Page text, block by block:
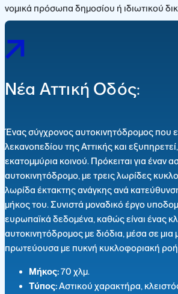
νομικά πρόσωπα δημοσίου ή ιδιωτικού
Νέα Αττική Οδός:
Ένας σύγχρονος αυτοκινητόδρομος που
λεκανοπεδίου της Αττικής και
εκατομμύρια κοινού. Πρόκειται για έναν
αυτοκινητόδρομο, με τρεις λωρίδες
λωρίδα έκτακτης ανάγκης ανά
μήκος του. Συνιστά μοναδικό έργο
ευρωπαϊκά δεδομένα, καθώς είναι ένας
αυτοκινητόδρομος με διόδια, μέσα σε μια
πρωτεύουσα με πυκνή κυκλοφοριακή
Μήκος:70 χλμ.
Τύπος:Αστικού χαρακτήρα,